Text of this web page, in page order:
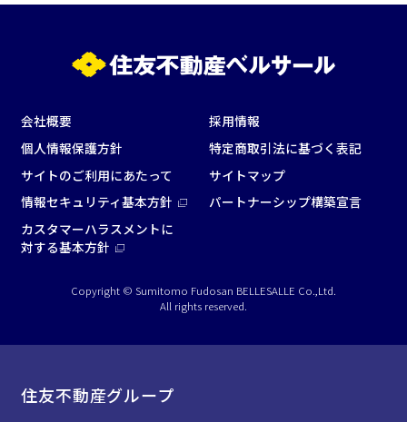
会社概要
採用情報
個人情報保護方針
特定商取引法に基づく表記
サイトのご利用にあたって
サイトマップ
情報セキュリティ基本方針
パートナーシップ構築宣言
カスタマーハラスメントに
対する基本方針
Copyright © Sumitomo Fudosan BELLESALLE Co.,Ltd.
All rights reserved.
住友不動産グループ
パーティ・懇親会
株主総会・IR
e-sports大会
プレス発表
この条件で検索